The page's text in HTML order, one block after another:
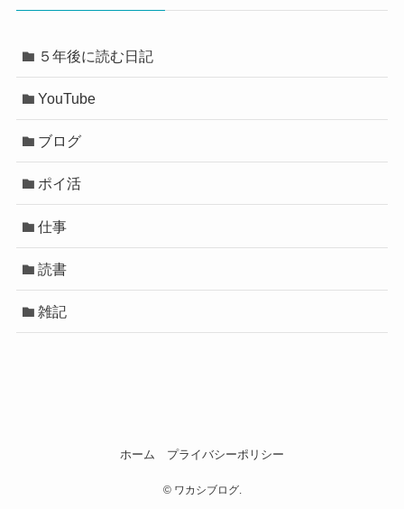
５年後に読む日記
YouTube
ブログ
ポイ活
仕事
読書
雑記
ホーム プライバシーポリシー
©ワカシブログ.